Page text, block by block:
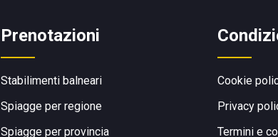
Prenotazioni
Stabilimenti balneari
Spiagge per regione
Spiagge per provincia
Cookie
Privacy
Termini e